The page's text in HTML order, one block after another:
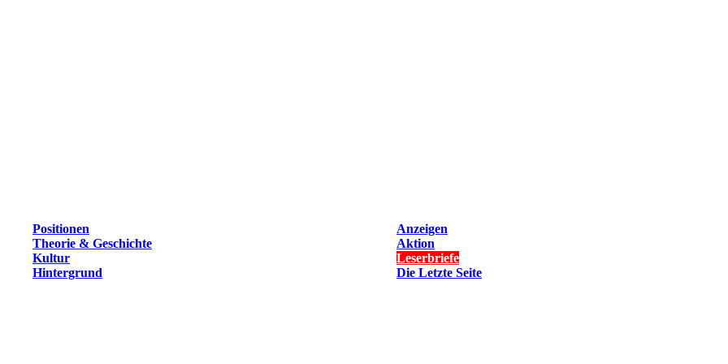
Positionen
Anzeigen
Theorie & Geschichte
Aktion
Kultur
Leserbriefe
Hintergrund Die Letzte Seite